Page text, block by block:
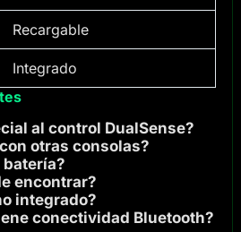
Recargable
Integrado
al control DualSense?
otras consolas?
batería?
encontrar?
integrado?
conectividad Bluetooth?